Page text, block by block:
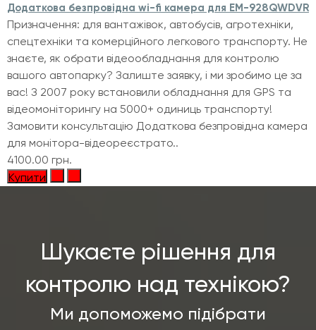
Додаткова безпровідна wi-fi камера для EM-928QWDVR
Призначення: для вантажівок, автобусів, агротехніки,
спецтехніки та комерційного легкового транспорту. Не
знаєте, як обрати відеообладнання для контролю
вашого автопарку? Залиште заявку, і ми зробимо це за
вас! З 2007 року встановили обладнання для GPS та
відеомоніторингу на 5000+ одиниць транспорту!
Замовити консультацію Додаткова безпровідна камера
для монітора-відеореєстрато..
4100.00 грн.
Купити
Шукаєте рішення для
контролю над технікою?
Ми допоможемо підібрати